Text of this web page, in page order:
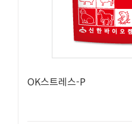
OK스트레스-P